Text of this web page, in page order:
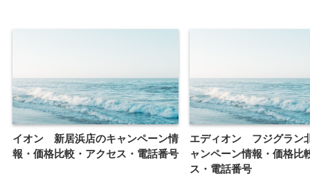
イオン 新居浜店のキャンペーン情
報・価格比較・アクセス・電話番号
エディオン フジグラン
ャンペーン情報・価格比
ス・電話番号